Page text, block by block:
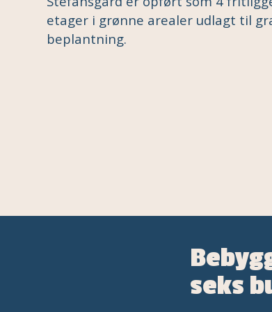
etager i grønne arealer udlagt til
beplantning.
seks